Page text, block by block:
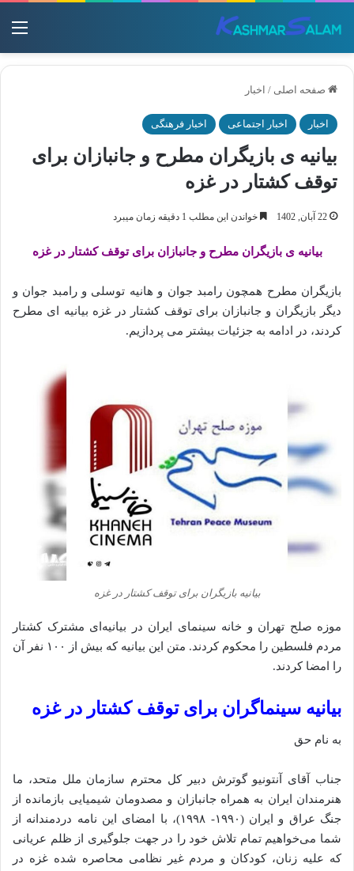
صفحه اصلی / اخبار
اخبار اخبار اجتماعی اخبار فرهنگی
بیانیه ی بازیگران مطرح و جانبازان برای
توقف کشتار در غزه
22 آبان, 1402 خواندن این مطلب 1 دقیقه زمان میبرد
بیانیه ی بازیگران مطرح و جانبازان برای توقف کشتار در غزه
بازیگران مطرح همچون رامبد جوان و هانیه توسلی و رامبد جوان و
دیگر بازیگران و جانبازان برای توقف کشتار در غزه بیانیه ای مطرح
کردند، در ادامه به جزئیات بیشتر می پردازیم.
بیانیه بازیگران برای توقف کشتار در غزه
موزه صلح تهران و خانه سینمای ایران در بیانیه‌ای مشترک کشتار
مردم فلسطین را محکوم کردند. متن این بیانیه که بیش از ۱۰۰ نفر آن
را امضا کردند.
بیانیه سینماگران برای توقف کشتار در غزه
به نام حق
جناب آقای آنتونیو گوترش دبیر کل محترم سازمان ملل متحد، ما
هنرمندان ایران به همراه جانبازان و مصدومان شیمیایی بازمانده از
جنگ عراق و ایران (۱۹۹۰- ۱۹۹۸)، با امضای این نامه دردمندانه از
شما می‌خواهیم تمام تلاش خود را در جهت جلوگیری از ظلم عریانی
که علیه زنان، کودکان و مردم غیر نظامی محاصره شده غزه در